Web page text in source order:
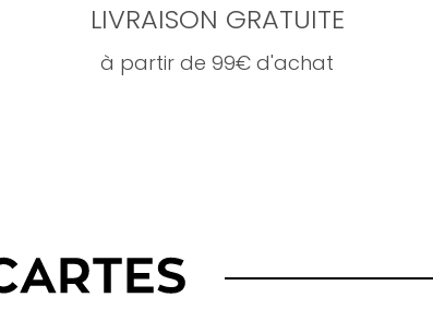
LIVRAISON GRATUITE
à partir de 99€ d'achat